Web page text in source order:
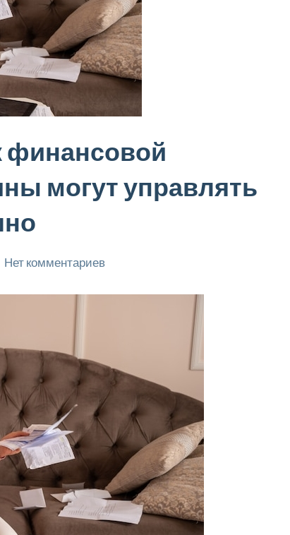
финансовой
могут управлять
Нет комментариев